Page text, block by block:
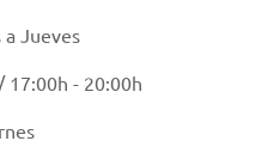
a Jueves
17:00h - 20:00h